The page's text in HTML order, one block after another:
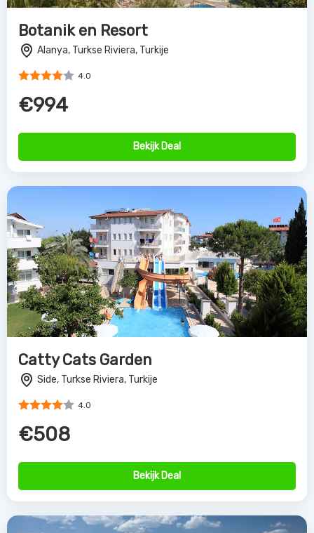
Botanik en Resort
Alanya, Turkse Riviera, Turkije
4.0
€994
Bekijk Deal
Catty Cats Garden
Side, Turkse Riviera, Turkije
4.0
€508
Bekijk Deal